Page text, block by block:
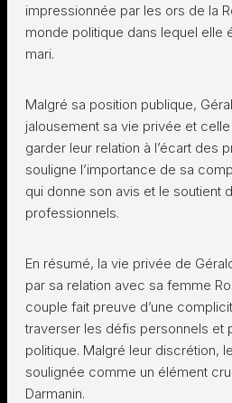
impressionnée par les ors de la
monde politique dans lequel elle
mari.
Malgré sa position publique,
jalousement sa vie privée et
garder leur relation à l’écart des
souligne l’importance de sa
qui donne son avis et le soutient
professionnels.
En résumé, la vie privée de
par sa relation avec sa femme
couple fait preuve d’une
traverser les défis personnels et
politique. Malgré leur discrétion,
soulignée comme un élément
Darmanin.